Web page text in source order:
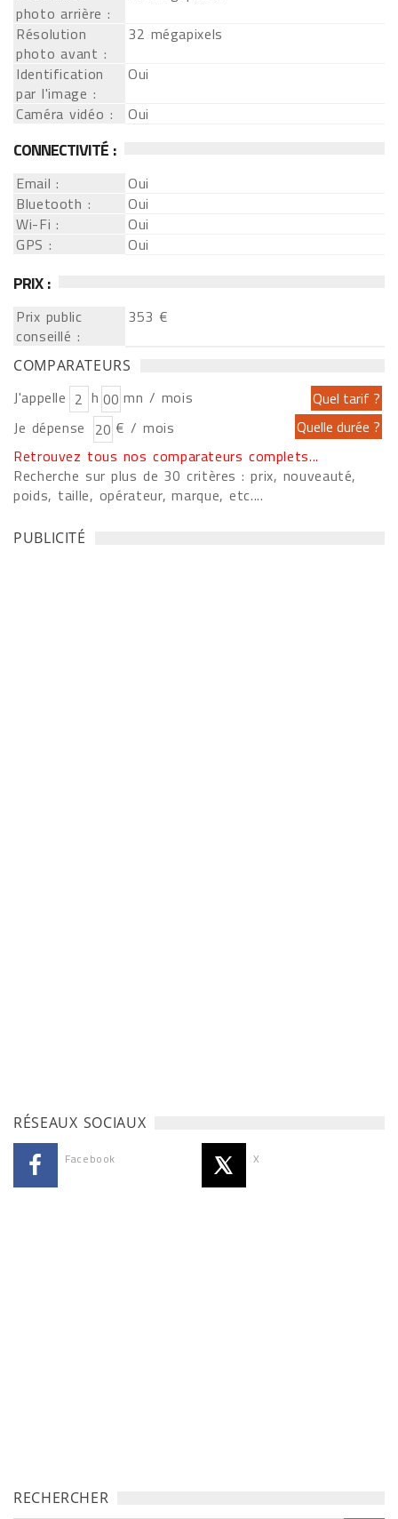
photo arrière :
Résolution
photo avant :
32 mégapixels
Identification
par l'image :
Oui
Caméra vidéo :
Oui
CONNECTIVITÉ :
Email :
Oui
Bluetooth :
Oui
Wi-Fi :
Oui
GPS :
Oui
PRIX :
Prix public
conseillé :
353 €
COMPARATEURS
J'appelle h
mn / mois
Je dépense
€ / mois
Retrouvez tous nos comparateurs complets...
Recherche sur plus de 30 critères : prix, nouveauté,
poids, taille, opérateur, marque, etc....
PUBLICITÉ
RÉSEAUX SOCIAUX
Facebook X
RECHERCHER